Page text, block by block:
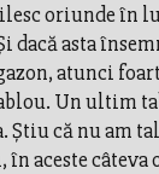
oriunde în
asta
atunci
Un ultim
Știu că nu am
aceste câteva